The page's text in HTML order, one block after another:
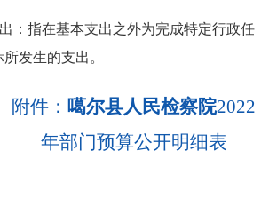
：指在基本支出之外为完成特定行政任
发生的支出。
附件：噶尔县人民检察院2022
年部门预算公开明细表